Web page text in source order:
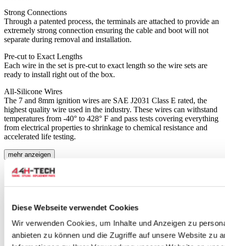
Diese Webseite verwendet Cookies
Wir verwenden Cookies, um Inhalte und Anzeigen zu
anbieten zu können und die Zugriffe auf unsere Website zu
Strong Connections
Through a patented process, the terminals are attached to provide an
extremely strong connection ensuring the cable and boot will not
separate during removal and installation.
Pre-cut to Exact Lengths
Each wire in the set is pre-cut to exact length so the wire sets are
ready to install right out of the box.
All-Silicone Wires
The 7 and 8mm ignition wires are SAE J2031 Class E rated, the
highest quality wire used in the industry. These wires can withstand
temperatures from -40° to 428° F and pass tests covering everything
from electrical properties to shrinkage to chemical resistance and
accelerated life testing.
mehr anzeigen
Name*